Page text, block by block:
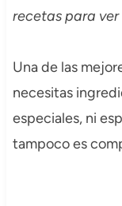
recetas para
Una de las
necesitas
especiales, ni
tampoco es